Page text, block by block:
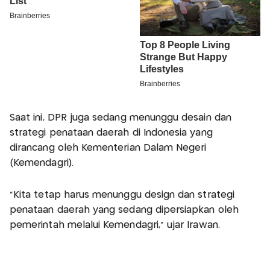
Saat ini, DPR juga sedang menunggu desain dan
strategi penataan daerah di Indonesia yang
dirancang oleh Kementerian Dalam Negeri
(Kemendagri).
"Kita tetap harus menunggu design dan strategi
penataan daerah yang sedang dipersiapkan oleh
pemerintah melalui Kemendagri," ujar Irawan.